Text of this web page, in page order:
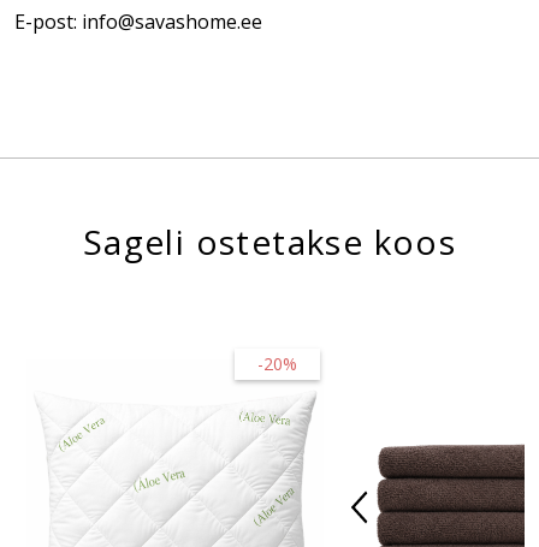
E-post: info@savashome.ee
Sageli ostetakse koos
-20%